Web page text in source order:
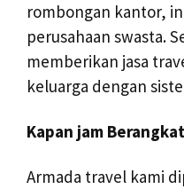
rombongan kantor,
perusahaan swasta.
memberikan jasa
keluarga dengan
Kapan jam
Armada travel kami